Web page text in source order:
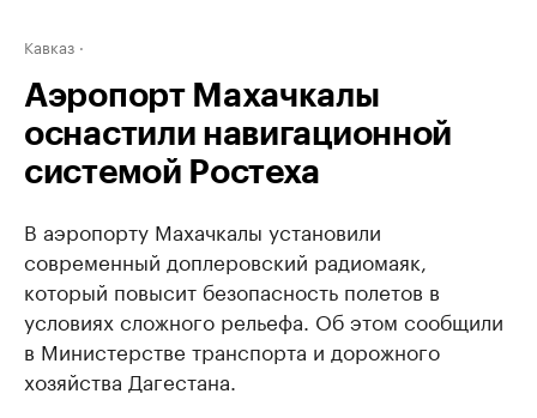
Кавказ
Аэропорт Махачкалы
оснастили навигационной
системой Ростеха
В аэропорту Махачкалы установили
современный доплеровский радиомаяк,
который повысит безопасность полетов в
условиях сложного рельефа. Об этом сообщили
в Министерстве транспорта и дорожного
хозяйства Дагестана.